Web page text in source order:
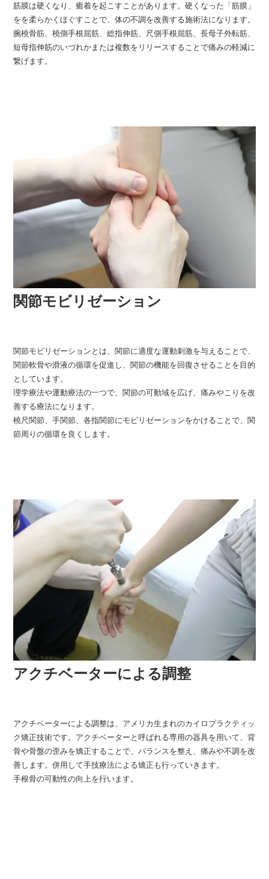
筋膜は硬くなり、癒着を起こすことがあります。硬くなった「筋膜」
をを柔らかくほぐすことで、体の不調を改善する施術法になります。
腕橈骨筋、橈側手根屈筋、総指伸筋、尺側手根屈筋、長母子外転筋、
短母指伸筋のいづれかまたは複数をリリースすることで痛みの軽減に
繋げます。
関節モビリゼーション
関節モビリゼーションとは、関節に適度な運動刺激を与えることで、
関節軟骨や滑液の循環を促進し、関節の機能を回復させることを目的
としています。
理学療法や運動療法の一つで、関節の可動域を広げ、痛みやこりを改
善する療法になります。
橈尺関節、手関節、各指関節にモビリゼーションをかけることで、関
節周りの循環を良くします。
アクチベーターによる調整
アクチベーターによる調整は、アメリカ生まれのカイロプラクティッ
ク矯正技術です。アクチベーターと呼ばれる専用の器具を用いて、背
骨や骨盤の歪みを矯正することで、バランスを整え、痛みや不調を改
善します。併用して手技療法による矯正も行っていきます。
手根骨の可動性の向上を行います。